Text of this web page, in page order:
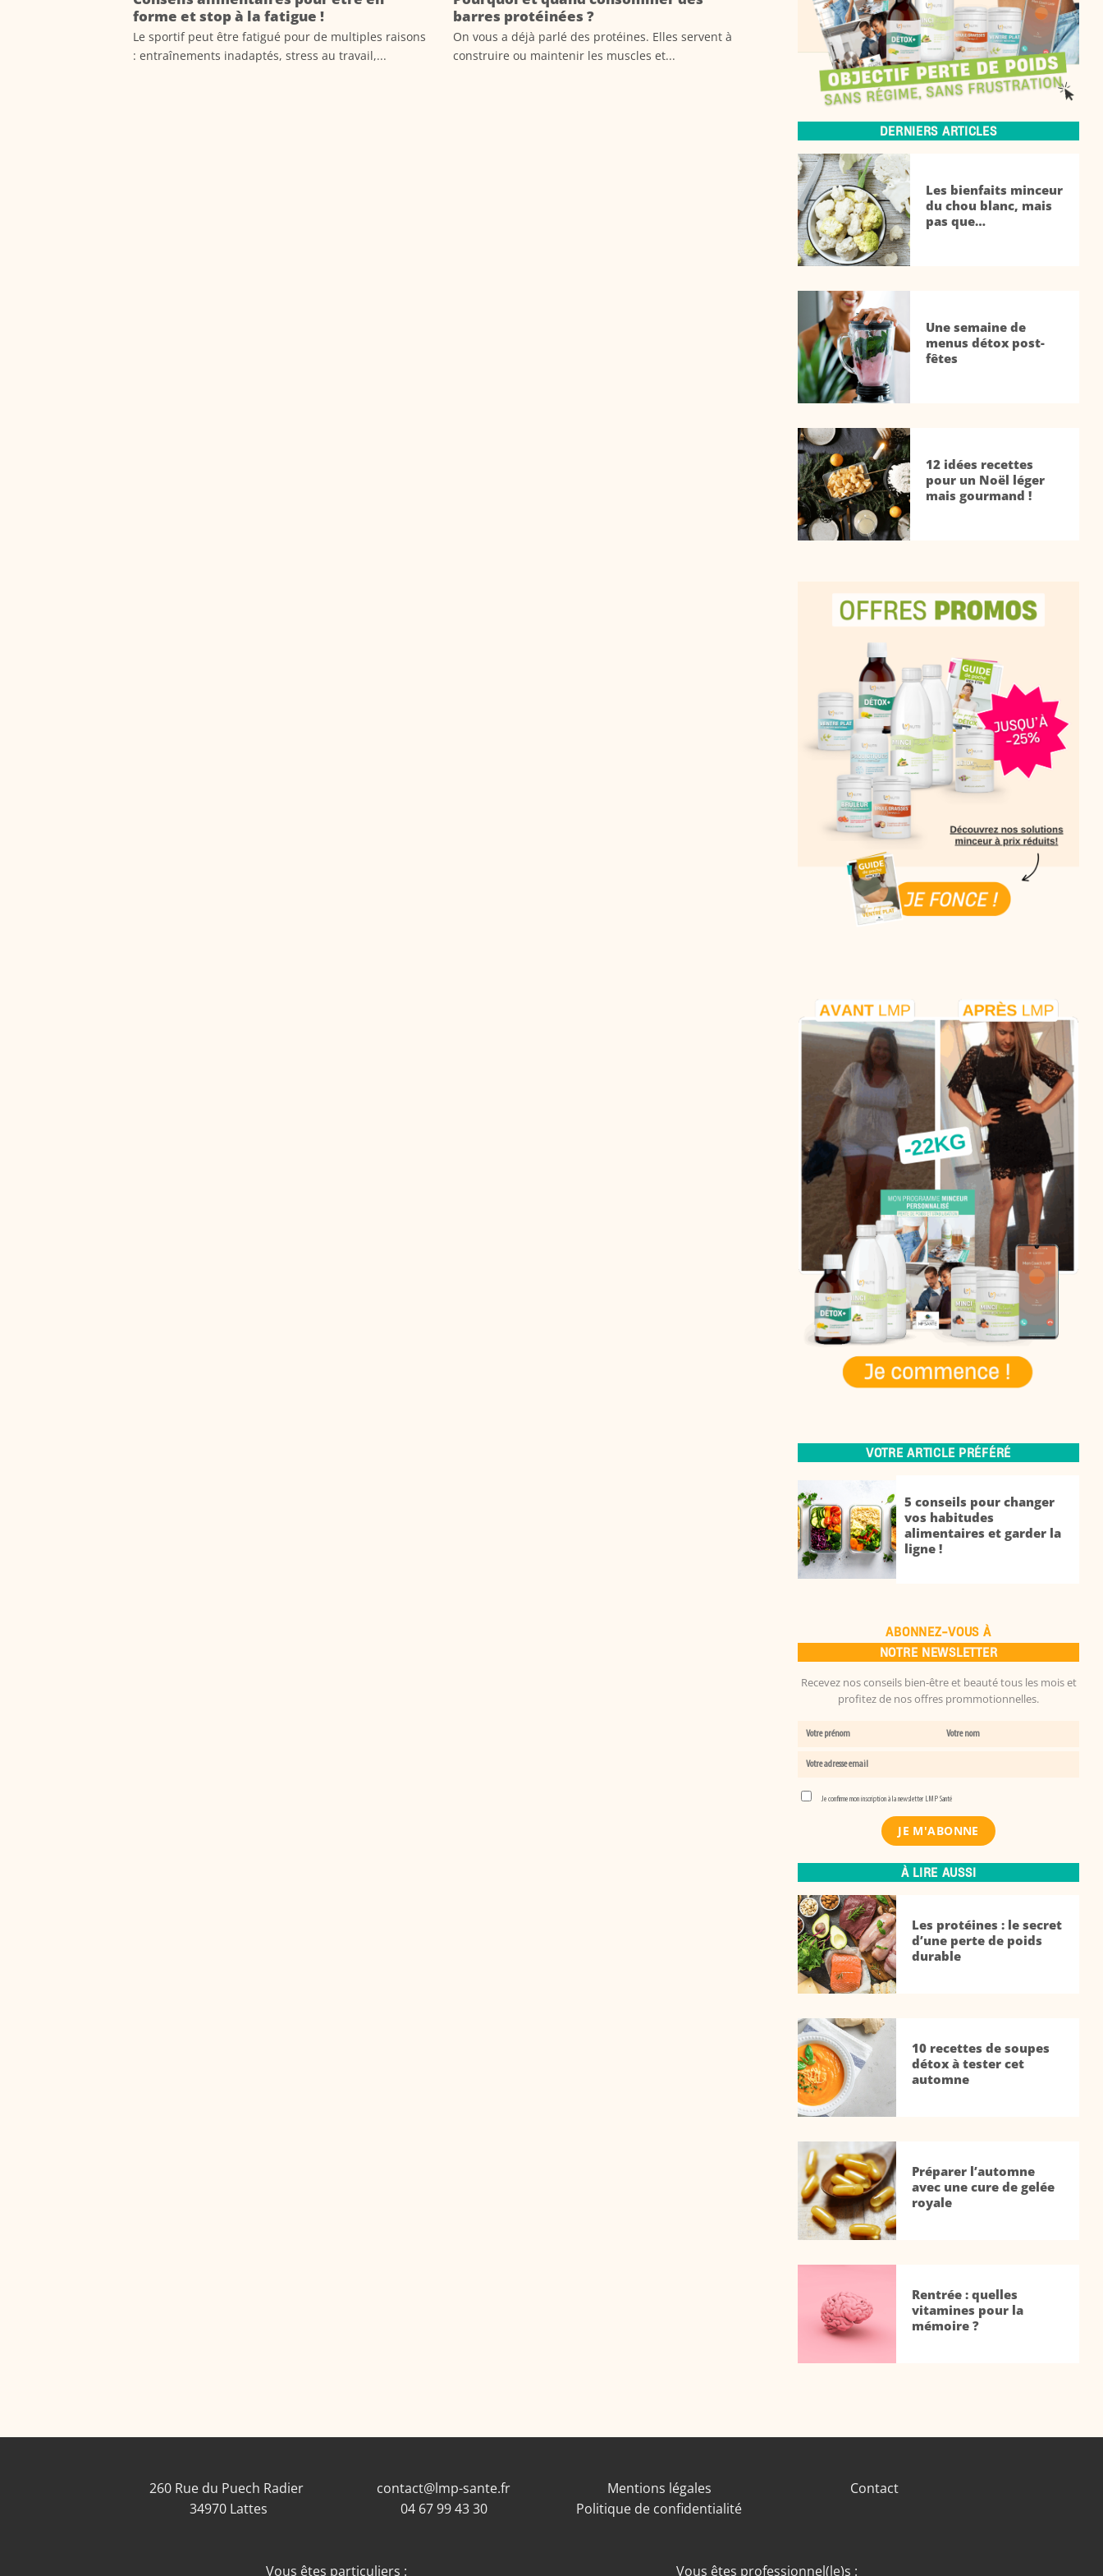
forme et stop à la fatigue !
Le sportif peut être fatigué pour de multiples raisons
: entraînements inadaptés, stress au travail,...
barres protéinées ?
On vous a déjà parlé des protéines. Elles servent à
construire ou maintenir les muscles et...
DERNIERS ARTICLES
Les bienfaits minceur
du chou blanc, mais
pas que…
Une semaine de
menus détox post-
fêtes
12 idées recettes
pour un Noël léger
mais gourmand !
VOTRE ARTICLE PRÉFÉRÉ
5 conseils pour changer
vos habitudes
alimentaires et garder la
ligne !
ABONNEZ-VOUS À
NOTRE NEWSLETTER
Recevez nos conseils bien-être et beauté tous les mois et
profitez de nos offres prommotionnelles.
Je confirme mon inscription à la newsletter LMP Santé
À LIRE AUSSI
Les protéines : le secret
d’une perte de poids
durable
10 recettes de soupes
détox à tester cet
automne
Préparer l’automne
avec une cure de gelée
royale
Rentrée : quelles
vitamines pour la
mémoire ?
260 Rue du Puech Radier
34970 Lattes
contact@lmp-sante.fr
04 67 99 43 30
Mentions légales
Politique de confidentialité
Contact
Vous êtes particuliers : Vous êtes professionnel(le)s :